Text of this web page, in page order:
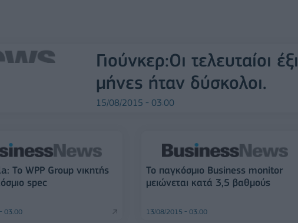
Γιούνκερ:Οι τελευταίοι έξι
μήνες ήταν δύσκολοι.
15/08/2015 - 03:00
Το WPP Group νικητής
spec
03:00
Το παγκόσμιο Business monitor
μειώνεται κατά 3,5 βαθμούς
13/08/2015 - 03:00